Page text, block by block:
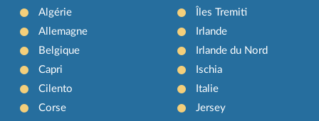
Algérie
Allemagne
Belgique
Capri
Cilento
Corse
Îles Tremiti
Irlande
Irlande du Nord
Ischia
Italie
Jersey